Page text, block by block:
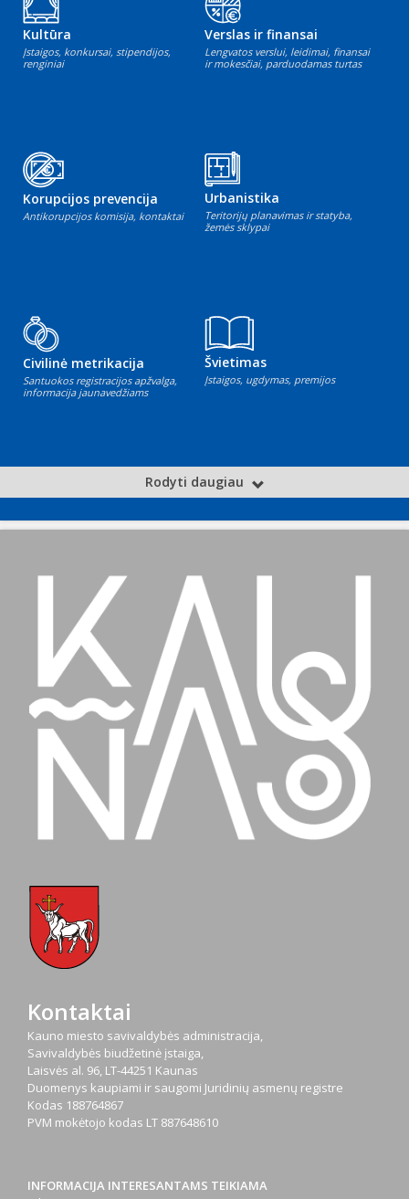
Kultūra
Įstaigos, konkursai, stipendijos,
renginiai
Verslas ir finansai
Lengvatos verslui, leidimai, finansai
ir mokesčiai, parduodamas turtas
Korupcijos prevencija
Antikorupcijos komisija, kontaktai
Urbanistika
Teritorijų planavimas ir statyba,
žemės sklypai
Civilinė metrikacija
Santuokos registracijos apžvalga,
informacija jaunavedžiams
Švietimas
Įstaigos, ugdymas, premijos
Rodyti daugiau
Kontaktai
Kauno miesto savivaldybės administracija,
Savivaldybės biudžetinė įstaiga,
Laisvės al. 96, LT-44251 Kaunas
Duomenys kaupiami ir saugomi Juridinių asmenų registre
Kodas 188764867
PVM mokėtojo kodas LT 887648610
INFORMACIJA INTERESANTAMS TEIKIAMA